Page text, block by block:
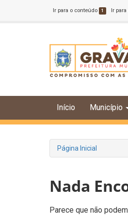
Ir para o conteúdo 1 Ir
Início Município
Página Inicial
Nada
Parece que não